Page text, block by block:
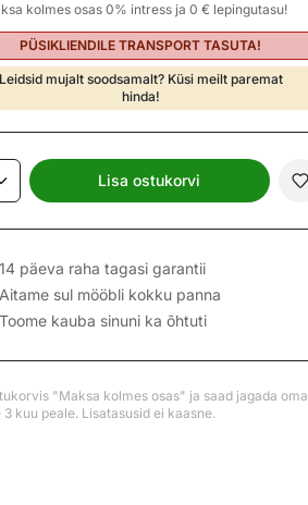
kolmes osas 0% intress ja 0 € lepingutasu!
PÜSIKLIENDILE TRANSPORT TASUTA!
Leidsid mujalt soodsamalt? Küsi meilt paremat
hinda!
Lisa ostukorvi
14 päeva raha tagasi garantii
Aitame sul mööbli kokku panna
Toome kauba sinuni ka õhtuti
"Maksa kolmes osas" ja saad jagada oma
3 kuu peale. Lisatasusid ei kaasne.